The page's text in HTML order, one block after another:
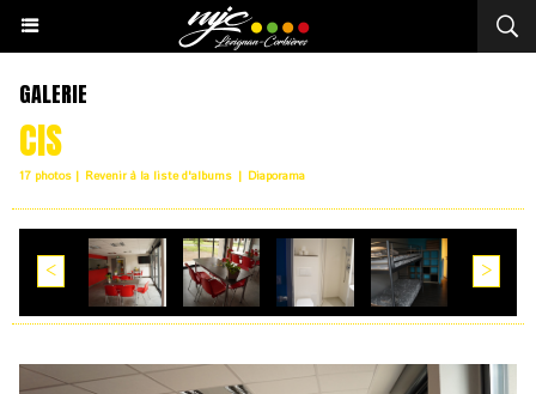
GALERIE
CIS
17 photos | Revenir à la liste d'albums | Diaporama
< >